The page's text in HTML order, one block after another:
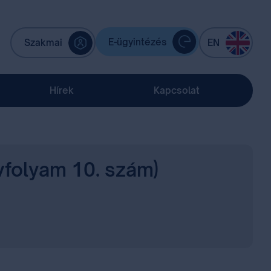
Szakmai E-ügyintézés EN
Hírek Kapcsolat
10. szám)